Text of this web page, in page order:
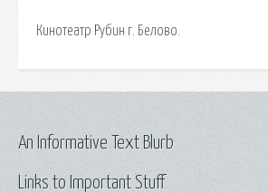
Кинотеатр Рубин г. Белово.
Links to Important Stuff
An Informative Text Blurb